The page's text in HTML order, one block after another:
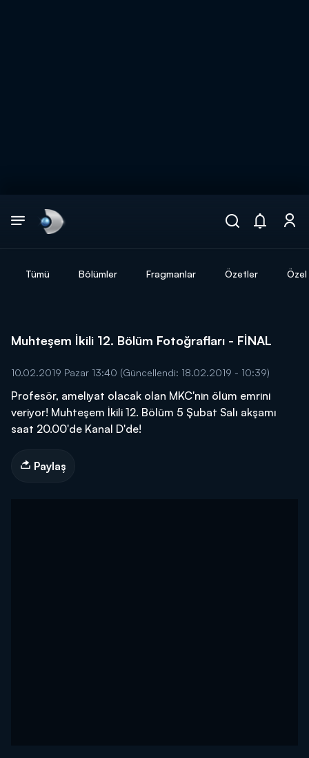
Tümü Bölümler Fragmanlar Özetler
Muhteşem İkili 12. Bölüm Fotoğrafları - FİNAL
10.02.2019 Pazar 13:40 (Güncellendi: 18.02.2019 - 10:39)
Profesör, ameliyat olacak olan MKC'nin ölüm emrini
veriyor! Muhteşem İkili 12. Bölüm 5 Şubat Salı akşamı
saat 20.00'de Kanal D'de!
Paylaş